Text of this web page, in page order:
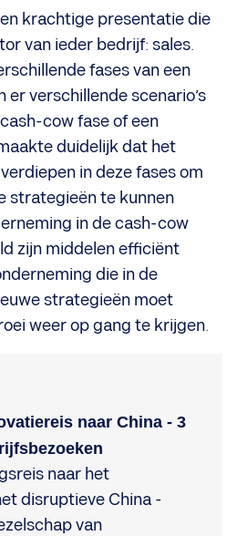
krachtige presentatie die
van ieder bedrijf: sales.
fases van een
er verschillende scenario’s
cow fase of een
duidelijk dat het
in deze fases om
strategieën te kunnen
in de cash-cow
zijn middelen efficiënt
die in de
strategieën moet
weer op gang te krijgen.
naar China - 3
naar het
disruptieve China -
van